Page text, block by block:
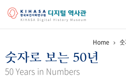
걸어온 길 기관 변천사 역대 기관
Home
숫자로 보는 50년
50 Years in Numbers